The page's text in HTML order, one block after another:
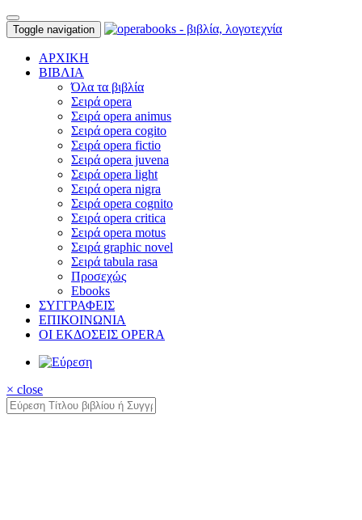
Toggle navigation
ΑΡΧΙΚΗ
ΒΙΒΛΙΑ
Όλα τα βιβλία
Σειρά opera
Σειρά opera animus
Σειρά opera cogito
Σειρά opera fictio
Σειρά opera juvena
Σειρά opera light
Σειρά opera nigra
Σειρά opera cognito
Σειρά opera critica
Σειρά opera motus
Σειρά graphic novel
Σειρά tabula rasa
Προσεχώς
Ebooks
ΣΥΓΓΡΑΦΕΙΣ
ΕΠΙΚΟΙΝΩΝΙΑ
ΟΙ ΕΚΔΟΣΕΙΣ OPERA
× close